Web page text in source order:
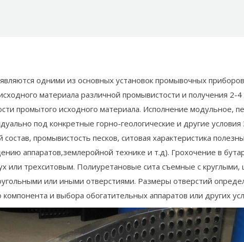
одними из основных установок промывочных
материала различной промывистости и получения 2-
промытого исходного материала. Исполнение модульное,
под конкретные горно-геологические и другие условия
состав, промывистость песков, ситовая характеристика
аппаратов,землеройной технике и т.д). Грохочение в
или трехситовым. Полиуретановые сита съемные с
или иными отверстиями. Размеры отверстий
компонента и выбора обогатительных аппаратов или других